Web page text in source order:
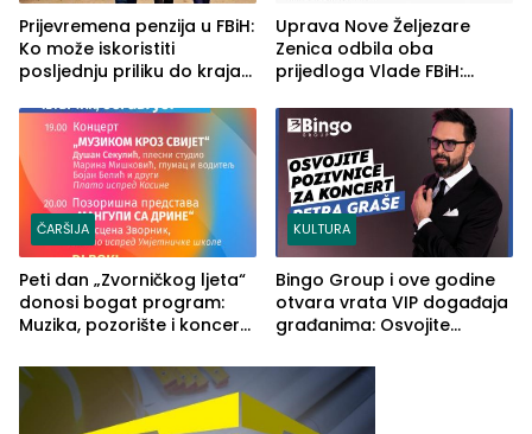
Prijevremena penzija u FBiH:
Ko može iskoristiti
posljednju priliku do kraja
Uprava Nove Željezare
Zenica odbila oba
prijedloga Vlade FBiH:
rješenje
ČARŠIJA
Peti dan „Zvorničkog ljeta“
donosi bogat program:
Muzika, pozorište i koncert
KULTURA
Bingo Group i ove godine
otvara vrata VIP događaja
građanima: Osvojite
Graše